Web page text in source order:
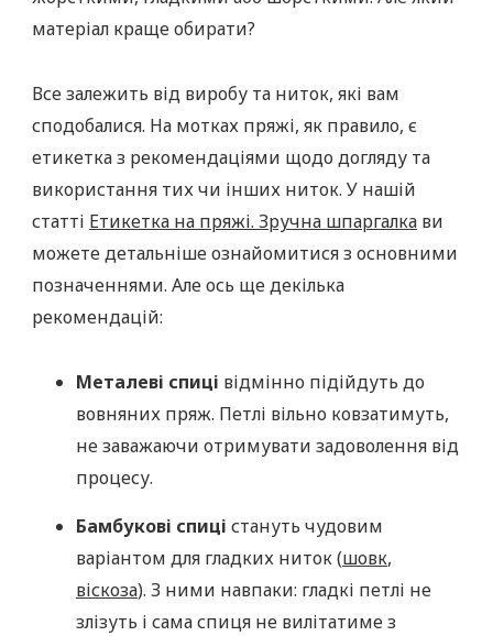
матеріал краще обирати?
Все залежить від виробу та ниток, які вам
сподобалися. На мотках пряжі, як правило, є
етикетка з рекомендаціями щодо догляду та
використання тих чи інших ниток. У нашій
статті Етикетка на пряжі. Зручна шпаргалка ви
можете детальніше ознайомитися з основними
позначеннями. Але ось ще декілька
рекомендацій:
Металеві спиці відмінно підійдуть до
вовняних пряж. Петлі вільно ковзатимуть,
не заважаючи отримувати задоволення від
процесу.
Бамбукові спиці стануть чудовим
варіантом для гладких ниток (шовк,
віскоза). З ними навпаки: гладкі петлі не
злізуть і сама спиця не вилітатиме з